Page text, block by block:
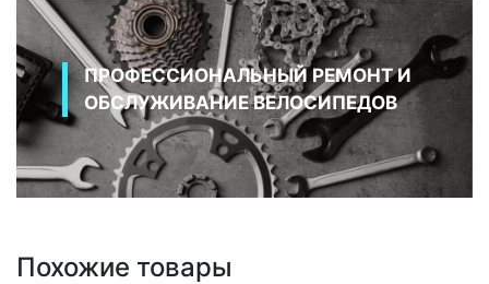
ПРОФЕССИОНАЛЬНЫЙ РЕМОНТ И
ОБСЛУЖИВАНИЕ ВЕЛОСИПЕДОВ
Похожие товары